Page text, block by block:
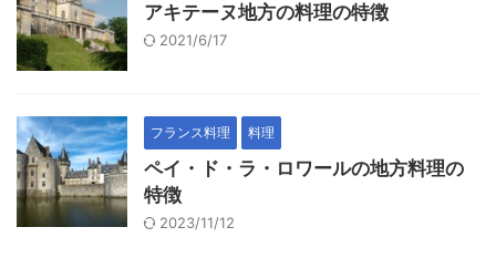
アキテーヌ地方の料理の特徴
2021/6/17
フランス料理 料理
ペイ・ド・ラ・ロワールの地方料理の
特徴
2023/11/12